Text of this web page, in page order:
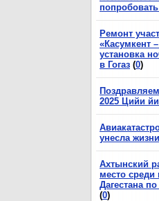
Ремонт
«Касумкент
установка
в Гогаз (0)
2025 Цийи
унесла
Ахтынский
место среди
Дагестана
(0)